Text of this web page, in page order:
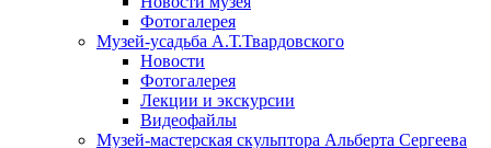
Фотогалерея
Музей-усадьба А.Т.Твардовского
Новости
Фотогалерея
Лекции и экскурсии
Видеофайлы
Музей-мастерская скульптора Альберта Сергеева